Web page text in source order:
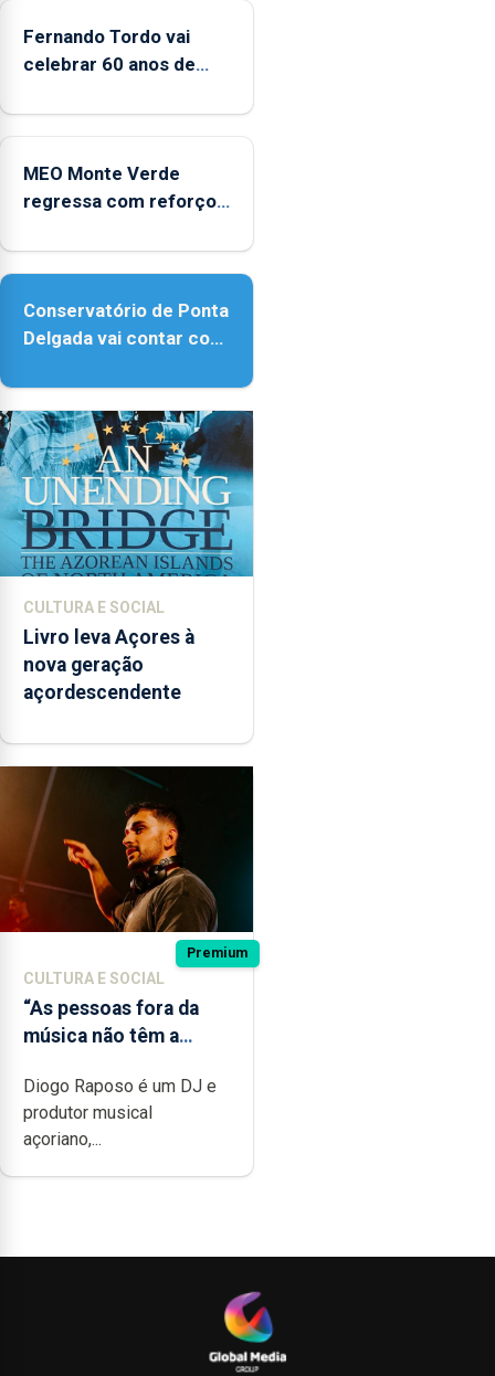
Fernando Tordo vai
celebrar 60 anos de
Micaelense
MEO Monte Verde
regressa com reforço
Conservatório de Ponta
Delgada vai contar com
CULTURA E SOCIAL
Livro leva Açores à
nova geração
açordescendente
Premium
CULTURA E SOCIAL
“As pessoas fora da
música não têm a
produzir uma música”
Diogo Raposo é um DJ e
produtor musical
açoriano,...